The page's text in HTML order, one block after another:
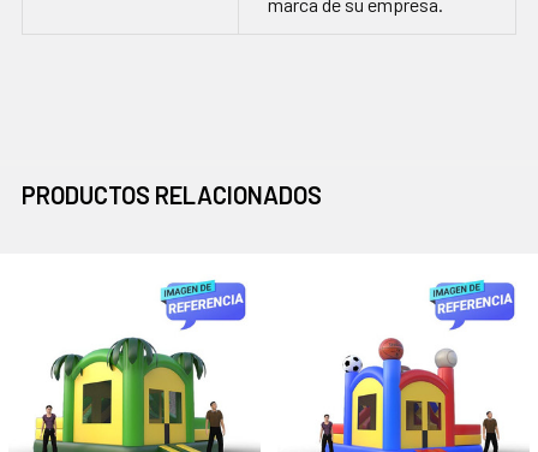
marca de su empresa.
PRODUCTOS RELACIONADOS
relacionados